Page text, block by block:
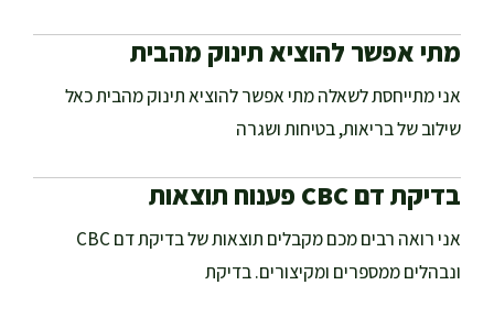
מתי אפשר להוציא תינוק מהבית
אני מתייחסת לשאלה מתי אפשר להוציא תינוק מהבית כאל
שילוב של בריאות, בטיחות ושגרה
בדיקת דם CBC פענוח תוצאות
אני רואה רבים מכם מקבלים תוצאות של בדיקת דם CBC
ונבהלים ממספרים ומקיצורים. בדיקת